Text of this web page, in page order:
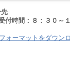
時間：８：３０～
フォーマットをダウン